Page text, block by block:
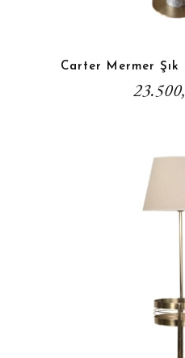
Carter Mermer Şık